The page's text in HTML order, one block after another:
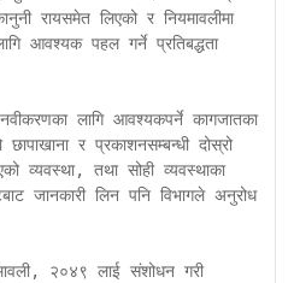
रायसमेत लिएको र नियमावलीमा
आवश्यक पहल गर्ने प्रतिबद्धता
लागि आवश्यकपर्ने कागजातका
छापाखाना र प्रकाशनसम्बन्धी दोस्रो
व्यवस्था, तथा सोही व्यवस्थाका
जानकारी लिन पनि विभागले अनुरोध
२०४९ लाई संशोधन गरी